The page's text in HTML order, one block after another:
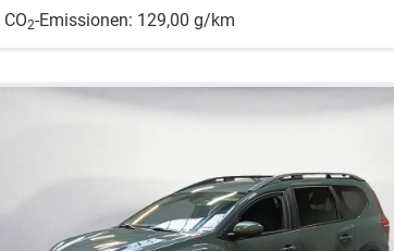
CO2-Emissionen: 129,00 g/km